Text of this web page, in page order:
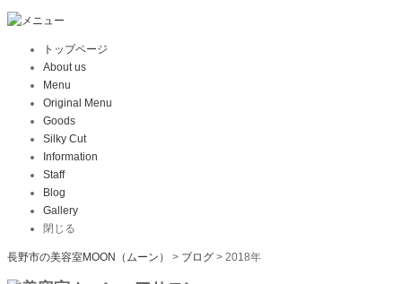
トップページ
About us
Menu
Original Menu
Goods
Silky Cut
Information
Staff
Blog
Gallery
閉じる
長野市の美容室MOON（ムーン） > ブログ> 2018年